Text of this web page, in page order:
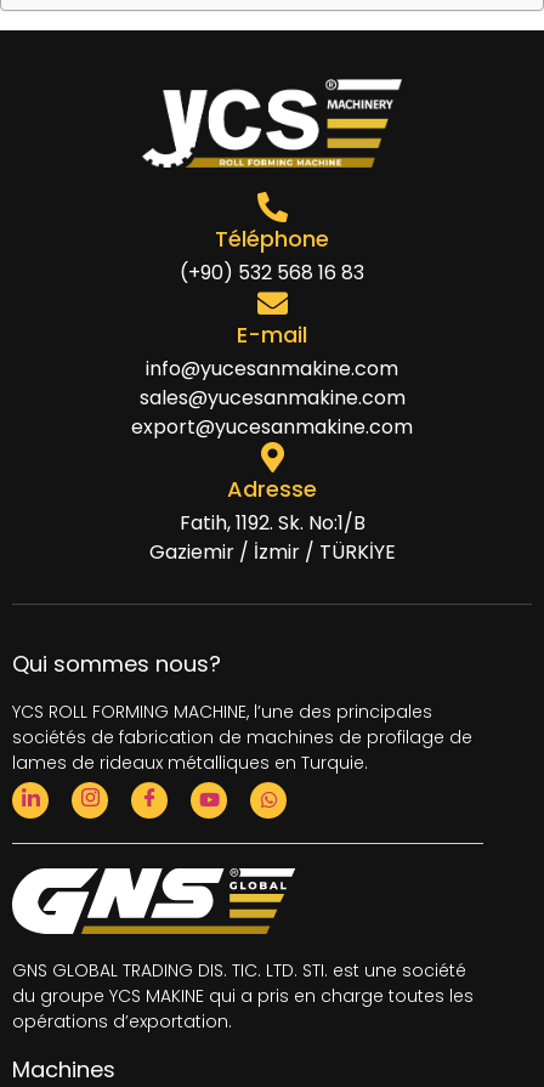
Téléphone
(+90) 532 568 16 83
E-mail
info@yucesanmakine.com
sales@yucesanmakine.com
export@yucesanmakine.com
Adresse
Fatih, 1192. Sk. No:1/B
Gaziemir / İzmir / TÜRKİYE
Qui sommes nous?
YCS ROLL FORMING MACHINE, l’une des principales
sociétés de fabrication de machines de profilage de
lames de rideaux métalliques en Turquie.
GNS GLOBAL TRADING DIS. TIC. LTD. STI. est une société
du groupe YCS MAKINE qui a pris en charge toutes les
opérations d’exportation.
Machines